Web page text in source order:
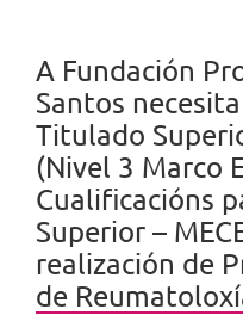
A Fundación
Santos
Titulado
(Nivel 3 Marco
Cualificacións
Superior –
realización de
de